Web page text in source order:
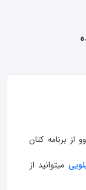
از برنامه کتان
میتوانید از